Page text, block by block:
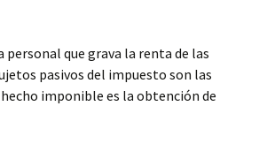
que grava la renta de las
pasivos del impuesto son las
imponible es la obtención de